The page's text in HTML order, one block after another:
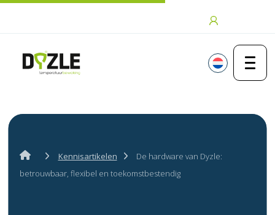
Kennisartikelen
De hardware van Dyzle:
betrouwbaar, flexibel en toekomstbestendig